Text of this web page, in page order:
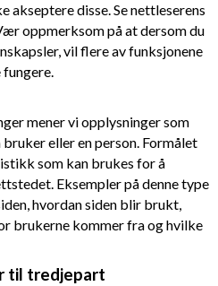
akseptere disse. Se nettleserens
oppmerksom på at dersom du
vil flere av funksjonene
fungere.
mener vi opplysninger som
eller en person. Formålet
som kan brukes for å
Eksempler på denne type
hvordan siden blir brukt,
brukerne kommer fra og hvilke
til tredjepart